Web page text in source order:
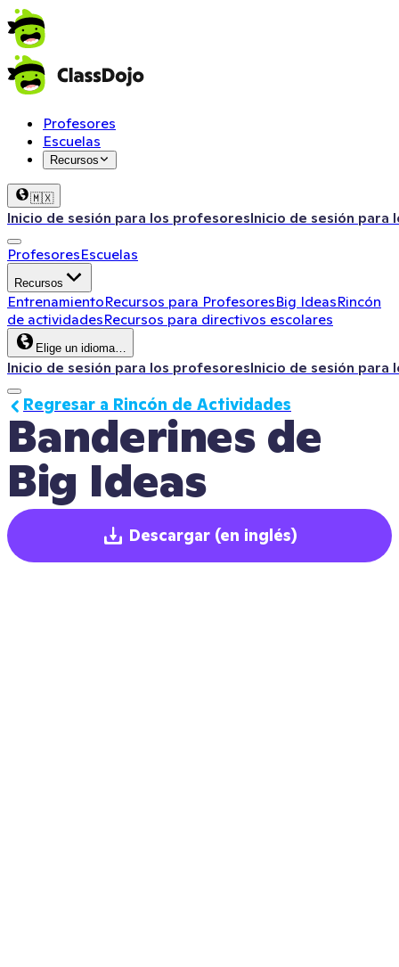
Profesores
Escuelas
Recursos
🇲🇽
Inicio de sesión para los profesoresInicio de sesión para
ProfesoresEscuelas
Recursos
EntrenamientoRecursos para ProfesoresBig IdeasRincón
de actividadesRecursos para directivos escolares
Elige un idioma…
Inicio de sesión para los profesoresInicio de sesión para
Banderines de
Big Ideas
Regresar a Rincón de Actividades
Descargar (en inglés)